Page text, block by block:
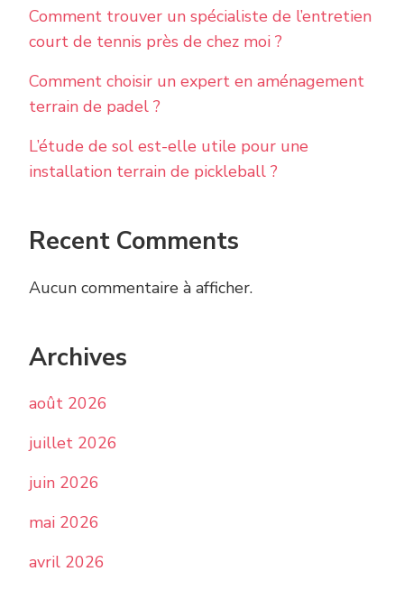
Comment trouver un spécialiste de l’entretien
court de tennis près de chez moi ?
Comment choisir un expert en aménagement
terrain de padel ?
L’étude de sol est-elle utile pour une
installation terrain de pickleball ?
Recent Comments
Aucun commentaire à afficher.
Archives
août 2026
juillet 2026
juin 2026
mai 2026
avril 2026